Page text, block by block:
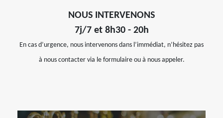
NOUS INTERVENONS
7j/7 et 8h30 - 20h
En cas d’urgence, nous intervenons dans l’immédiat, n’hésitez pas
à nous contacter via le formulaire ou à nous appeler.